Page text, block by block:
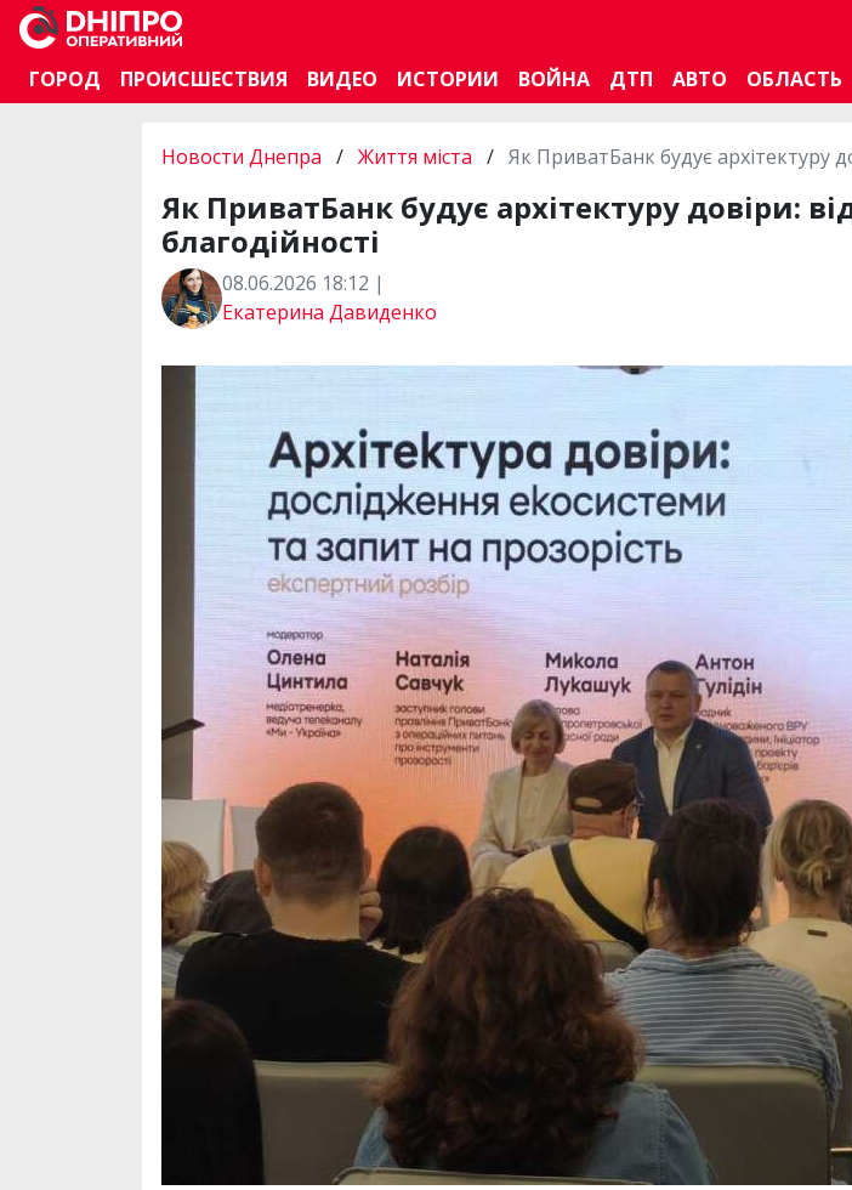
ГОРОД
ПРОИСШЕСТВИЯ ВИДЕО ИСТОРИИ ВОЙНА ДТП АВТО ОБЛАСТЬ
Новости Днепра / Життя міста / Як ПриватБанк будує архітектуру
Як ПриватБанк будує архітектуру довіри:
благодійності
08.06.2026 18:12 |
Екатерина Давиденко